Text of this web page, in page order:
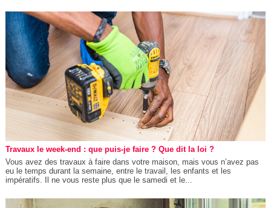
Travaux le week-end : que puis-je faire ? Que dit la loi ?
Vous avez des travaux à faire dans votre maison, mais vous n’avez pas
eu le temps durant la semaine, entre le travail, les enfants et les
impératifs. Il ne vous reste plus que le samedi et le...